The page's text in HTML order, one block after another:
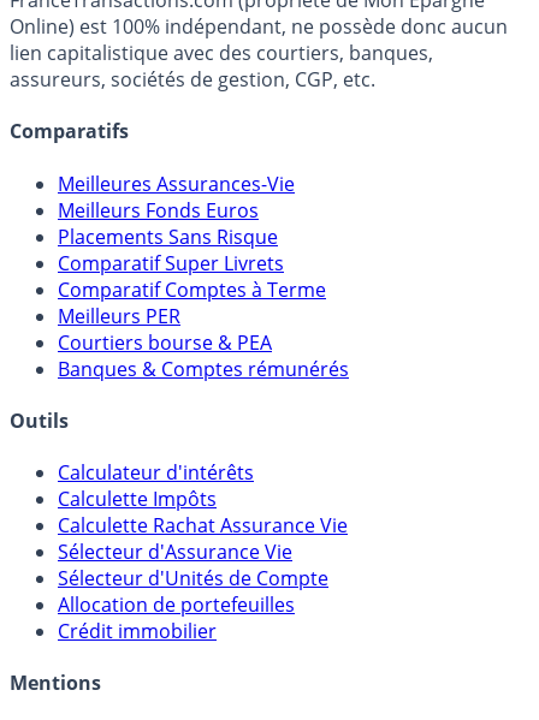
Online) est 100% indépendant, ne possède donc aucun
lien capitalistique avec des courtiers, banques,
assureurs, sociétés de gestion, CGP, etc.
Comparatifs
Meilleures Assurances-Vie
Meilleurs Fonds Euros
Placements Sans Risque
Comparatif Super Livrets
Comparatif Comptes à Terme
Meilleurs PER
Courtiers bourse & PEA
Banques & Comptes rémunérés
Outils
Calculateur d'intérêts
Calculette Impôts
Calculette Rachat Assurance Vie
Sélecteur d'Assurance Vie
Sélecteur d'Unités de Compte
Allocation de portefeuilles
Crédit immobilier
Mentions